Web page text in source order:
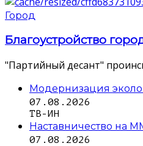
Город
Благоустройство
"Партийный десант"
Модернизация
07.08.2026
ТВ-ИН
Наставничество на
07.08.2026